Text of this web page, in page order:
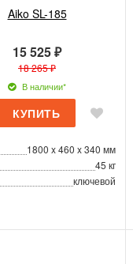
Aiko SL-185
15 525 ₽
18 265 ₽
В наличии*
1800 x 460 x 340 мм
45 кг
ключевой